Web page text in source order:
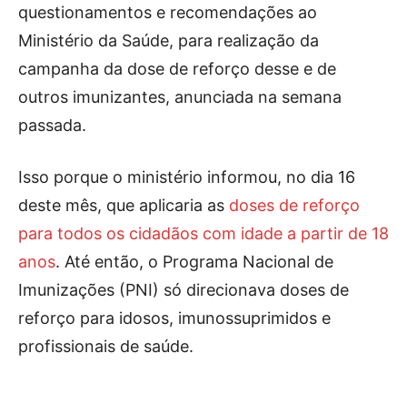
questionamentos e recomendações ao
Ministério da Saúde, para realização da
campanha da dose de reforço desse e de
outros imunizantes, anunciada na semana
passada.
Isso porque o ministério informou, no dia 16
deste mês, que aplicaria as doses de reforço
para todos os cidadãos com idade a partir de 18
anos. Até então, o Programa Nacional de
Imunizações (PNI) só direcionava doses de
reforço para idosos, imunossuprimidos e
profissionais de saúde.